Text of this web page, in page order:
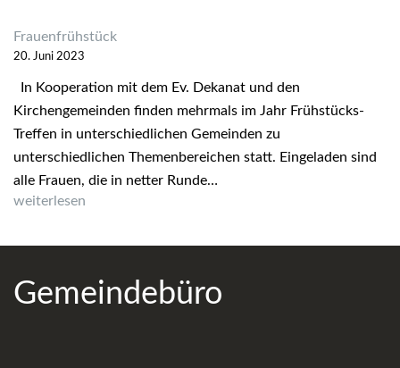
Frauenfrühstück
20. Juni 2023
In Kooperation mit dem Ev. Dekanat und den
Kirchengemeinden finden mehrmals im Jahr Frühstücks-
Treffen in unterschiedlichen Gemeinden zu
unterschiedlichen Themenbereichen statt. Eingeladen sind
alle Frauen, die in netter Runde…
Frauenfrühstück
weiterlesen
Gemeindebüro